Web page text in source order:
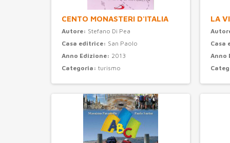
CENTO MONASTERI D'ITALIA
Autore: Stefano Di Pea
Casa editrice: San Paolo
Anno Edizione: 2013
Categoria: turismo
LA
Casa
Anno